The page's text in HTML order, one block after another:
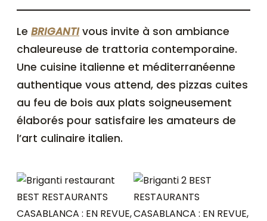
Le BRIGANTIvous invite à son ambiance
chaleureuse de trattoria contemporaine.
Une cuisine italienne et méditerranéenne
authentique vous attend, des pizzas cuites
au feu de bois aux plats soigneusement
élaborés pour satisfaire les amateurs de
l’art culinaire italien.